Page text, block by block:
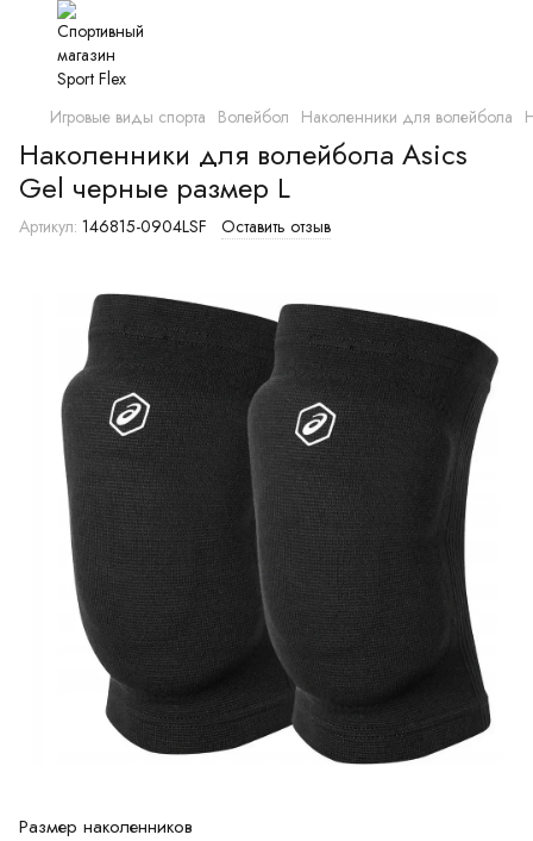
Игровые виды спорта Волейбол Наколенники для волейбола
Наколенники для волейбола Asics
Gel черные размер L
Артикул: 146815-0904LSF Оставить отзыв
Размер наколенников